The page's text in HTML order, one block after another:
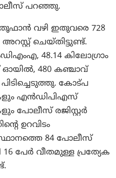
പറഞ്ഞു.
വഴി ഇതുവരെ 728
ചെയ്തിട്ടുണ്ട്.
48.14 കിലോഗ്രാം
ഓയിൽ, 480 കഞ്ചാവ്
കോട്പ
എൻഡിപിഎസ്
പോലീസ് രജിസ്റ്റർ
ഉറവിടം
84 പോലീസ്
പേർ വീതമുള്ള പ്രത്യേക